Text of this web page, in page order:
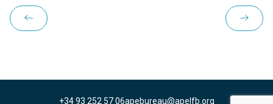
+34 93 252 57 06apebureau@apelfb.org